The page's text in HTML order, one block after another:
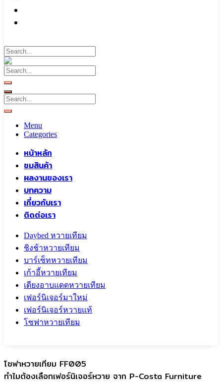
Menu
Categories
หน้าหลัก
ชมสินค้า
ผลงานของเรา
บทความ
เกี่ยวกับเรา
ติดต่อเรา
Daybed หวายเทียม
ชิงช้าหวายเทียม
บาร์เซ็ทหวายเทียม
เก้าอี้หวายเทียม
เตียงอาบแดดหวายเทียม
เฟอร์นิเจอร์มาใหม่
เฟอร์นิเจอร์หวายแท้
โซฟาหวายเทียม
โซฟาหวายเทียม FF005
ทำไมต้องเลือกเฟอร์นิเจอร์หวาย จาก P-Costa Furniture